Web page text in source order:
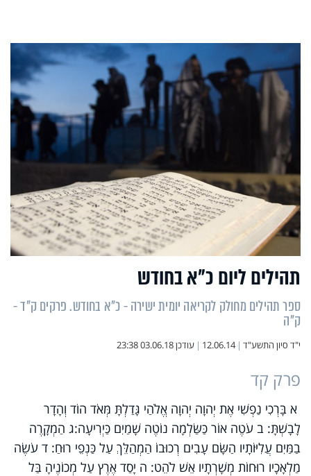
תהילים ליום כ"א בחודש
ספר תהילים מחולק לקריאה יומית ישירה - כ"א בחודש. פרקים ק"ד -
ק"ה
י"ד סיון התשע"ד |
12.06.14
| עודכן03.06.18 23:38
פרק קד
א בָּרְכִי נַפְשִׁי אֶת יְהוָה יְהוָה אֱלֹהַי גָּדַלְתָּ מְּאֹד הוֹד וְהָדָר
לָבָשְׁתָּ: ב עֹטֶה אוֹר כַּשַּׂלְמָה נוֹטֶה שָׁמַיִם כַּיְרִיעָה:ג הַמְקָרֶה
בַמַּיִם עֲלִיּוֹתָיו הַשָּׂם עָבִים רְכוּבוֹ הַמְהַלֵּךְ עַל כַּנְפֵי רוּחַ: ד עֹשֶׂה
מַלְאָכָיו רוּחוֹת מְשָׁרְתָיו אֵשׁ לֹהֵט: ה יָסַד אֶרֶץ עַל מְכוֹנֶיהָ בַּל